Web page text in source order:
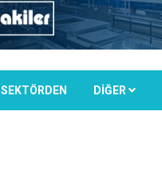
SEKTÖRDEN DIĞER